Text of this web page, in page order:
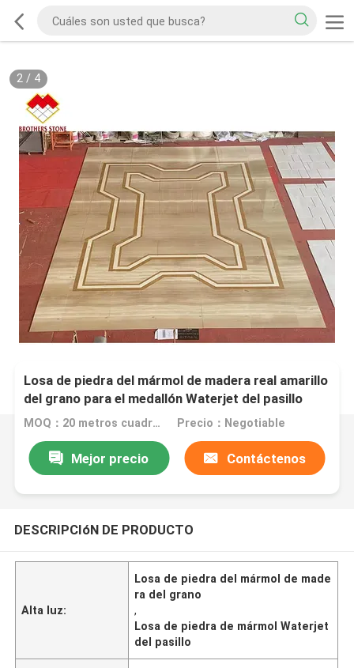
2/ 4
Losa de piedra del mármol de madera real amarillo
del grano para el medallón Waterjet del pasillo
MOQ：20 metros cuadrados/cuadrado Precio：Negotiable
Mejor precio Contáctenos
DESCRIPCIóN DE PRODUCTO
Alta luz:
Losa de piedra del mármol de made
ra del grano
,
Losa de piedra de mármol Waterjet
del pasillo